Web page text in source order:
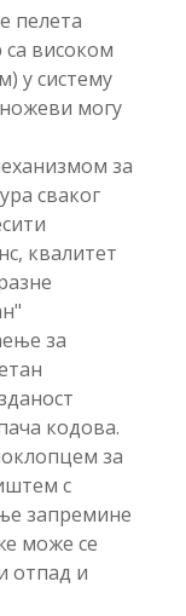
пелета
високом
у систему
могу
за
сваког
квалитет
за
кодова.
за
с
запремине
може се
отпад и